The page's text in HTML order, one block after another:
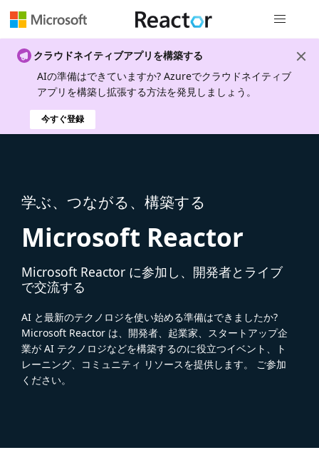
クラウドネイティブアプリを構築する
AIの準備はできていますか? Azureでクラウドネイティブ
アプリを構築し拡張する方法を発見しましょう。
今すぐ登録
学ぶ、つながる、構築する
Microsoft Reactor
Microsoft Reactor に参加し、開発者とライブ
で交流する
AI と最新のテクノロジを使い始める準備はできましたか?
Microsoft Reactor は、開発者、起業家、スタートアップ企
業が AI テクノロジなどを構築するのに役立つイベント、ト
レーニング、コミュニティ リソースを提供します。 ご参加
ください。